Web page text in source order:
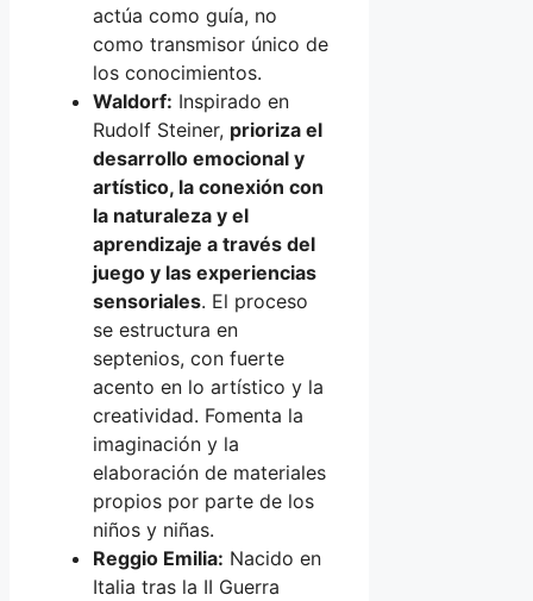
actúa como guía, no
como transmisor único de
los conocimientos.
Waldorf: Inspirado en
Rudolf Steiner, prioriza el
desarrollo emocional y
artístico, la conexión con
la naturaleza y el
aprendizaje a través del
juego y las experiencias
sensoriales. El proceso
se estructura en
septenios, con fuerte
acento en lo artístico y la
creatividad. Fomenta la
imaginación y la
elaboración de materiales
propios por parte de los
niños y niñas.
Reggio Emilia: Nacido en
Italia tras la II Guerra